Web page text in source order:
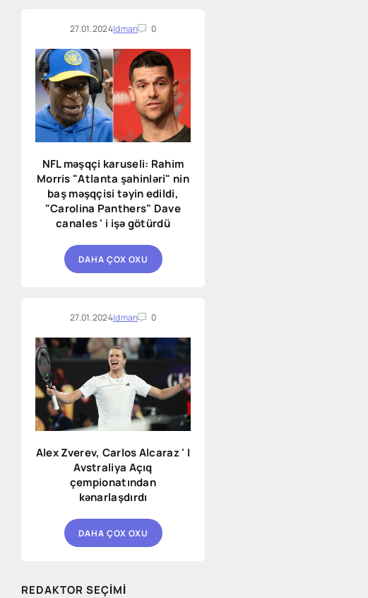
27.01.2024Idman 0
NFL məşqçi karuseli: Rahim
Morris "Atlanta şahinləri" nin
baş məşqçisi təyin edildi,
"Carolina Panthers" Dave
canales ' i işə götürdü
DAHA ÇOX OXU
27.01.2024Idman 0
Alex Zverev, Carlos Alcaraz ' I
Avstraliya Açıq
çempionatından
kənarlaşdırdı
DAHA ÇOX OXU
REDAKTOR SEÇIMI